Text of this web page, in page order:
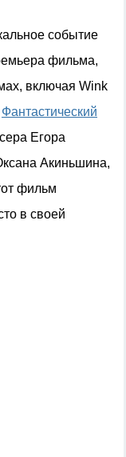
событие
фильма,
включая Wink
Фантастический
Егора
Акиньшина,
фильм
в своей